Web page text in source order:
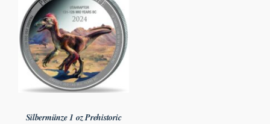
Silbermünze 1 oz Prehistoric